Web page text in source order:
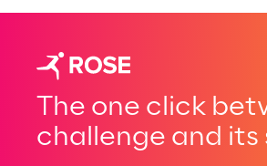
The one click
challenge and its